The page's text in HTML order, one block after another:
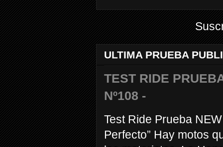
ULTIMA PRUEBA
TEST RIDE
Nº108 -
Test Ride Prueba
Perfecto” Hay motos